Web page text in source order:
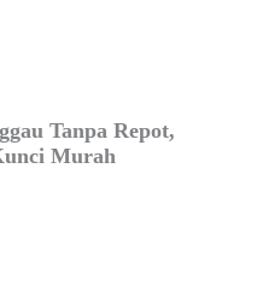
Tanpa Repot,
Murah